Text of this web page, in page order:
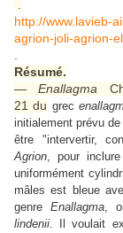
http://www.lavieb-
agrion-joli-agrion-
Résumé.
—Enallagma
21 du grec
initialement prévu
être "intervertir,
Agrion, pour
uniformément
mâles est bleue
genreEnallagma,
lindenii. Il voulait